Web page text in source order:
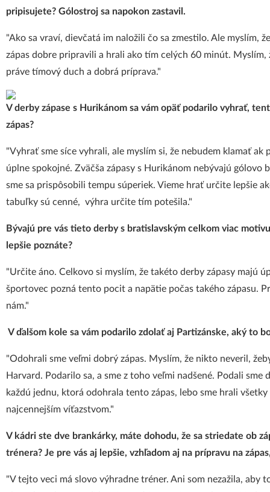
pripisujete? Gólostroj sa napokon zastavil.
"Ako sa vraví, dievčatá im naložili čo sa zmestilo. Ale myslím,
zápas dobre pripravili a hrali ako tím celých 60 minút. Myslím,
práve tímový duch a dobrá príprava."
V derby zápase s Hurikánom sa vám opäť podarilo vyhrať,
zápas?
"Vyhrať sme síce vyhrali, ale myslím si, že nebudem klamať ak
úplne spokojné. Zväčša zápasy s Hurikánom nebývajú gólovo
sme sa prispôsobili tempu súperiek. Vieme hrať určite lepšie
tabuľky sú cenné, výhra určite tím potešila."
Bývajú pre vás tieto derby s bratislavským celkom viac
lepšie poznáte?
"Určite áno. Celkovo si myslím, že takéto derby zápasy majú
športovec pozná tento pocit a napätie počas takého zápasu.
nám."
V ďalšom kole sa vám podarilo zdolať aj Partizánske, aký to
"Odohrali sme veľmi dobrý zápas. Myslím, že nikto neveril,
Harvard. Podarilo sa, a sme z toho veľmi nadšené. Podali
každú jednu, ktorá odohrala tento zápas, lebo sme hrali
najcennejším víťazstvom."
V kádri ste dve brankárky, máte dohodu, že sa striedate ob
trénera? Je pre vás aj lepšie, vzhľadom aj na prípravu na
"V tejto veci má slovo výhradne tréner. Ani som nezažila, aby